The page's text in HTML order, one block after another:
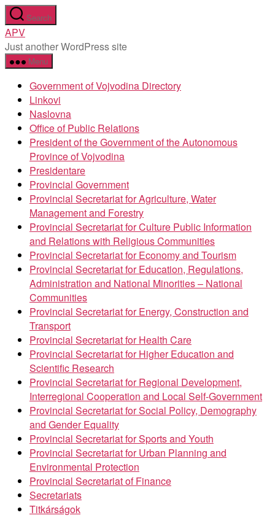
Skip
to
the
content
Search
APV
Just another WordPress site
Menu
Government of Vojvodina Directory
Linkovi
Naslovna
Office of Public Relations
President of the Government of the Autonomous
Province of Vojvodina
Presidentare
Provincial Government
Provincial Secretariat for Agriculture, Water
Management and Forestry
Provincial Secretariat for Culture Public Information
and Relations with Religious Communities
Provincial Secretariat for Economy and Tourism
Provincial Secretariat for Education, Regulations,
Administration and National Minorities – National
Communities
Provincial Secretariat for Energy, Construction and
Transport
Provincial Secretariat for Health Care
Provincial Secretariat for Higher Education and
Scientific Research
Provincial Secretariat for Regional Development,
Interregional Cooperation and Local Self-Government
Provincial Secretariat for Social Policy, Demography
and Gender Equality
Provincial Secretariat for Sports and Youth
Provincial Secretariat for Urban Planning and
Environmental Protection
Provincial Secretariat of Finance
Secretariats
Titkárságok